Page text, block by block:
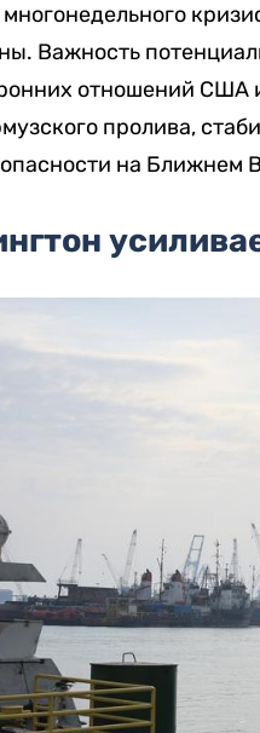
Важность
отношений США
пролива,
на Ближнем